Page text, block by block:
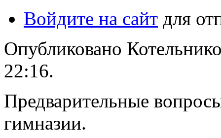
Войдите на сайт для
Опубликовано
22:16.
Предварительные
гимназии.